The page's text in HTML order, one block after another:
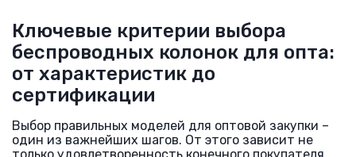
Ключевые критерии выбора
беспроводных колонок для опта:
от характеристик до
сертификации
Выбор правильных моделей для оптовой закупки –
один из важнейших шагов. От этого зависит не